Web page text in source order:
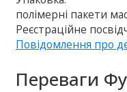
полімерні пакети
Реєстраційне
Повідомлення про
Переваги